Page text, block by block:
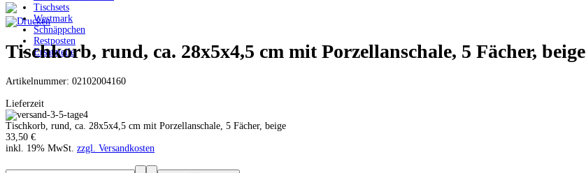
Tischsets
Westmark
Schnäppchen
Restposten
Ersatzteile
Tischkorb, rund, ca. 28x5x4,5 cm mit Porzellanschale, 5 Fächer, beige
Artikelnummer: 02102004160
Lieferzeit
Tischkorb, rund, ca. 28x5x4,5 cm mit Porzellanschale, 5 Fächer, beige
33,50 €
inkl. 19% MwSt. zzgl. Versandkosten